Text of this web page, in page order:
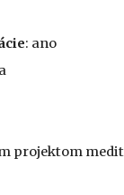
: ano
projektom